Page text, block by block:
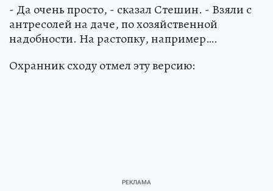
- Да очень просто, - сказал Стешин. - Взяли с
антресолей на даче, по хозяйственной
надобности. На растопку, например….
Охранник сходу отмел эту версию: